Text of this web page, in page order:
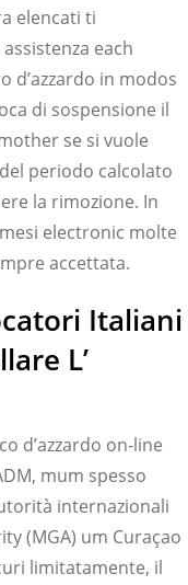
elencati ti
each
d’azzardo in modos
di sospensione il
se si vuole
periodo calcolato
la rimozione. In
electronic molte
accettata.
Italiani
L’
d’azzardo on-line
mum spesso
internazionali
(MGA) um Curaçao
limitatamente, il